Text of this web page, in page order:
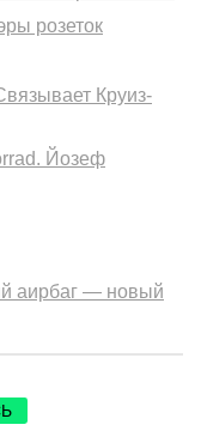
розеток
Круиз-
Йозеф
аирбаг — новый